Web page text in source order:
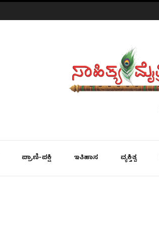
ಪ್ರಾಣಿ-ಪಕ್ಷಿ ಇತಿಹಾಸ ವ್ಯಕ್ತಿತ್ವ